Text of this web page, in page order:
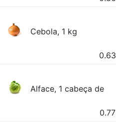
Cebola, 1 kg
0.63
Alface, 1 cabeça de
0.77